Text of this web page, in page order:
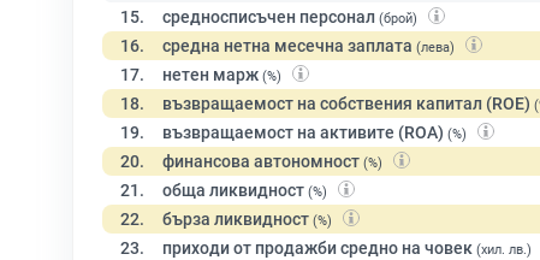
15. средносписъчен персонал (брой)
16. средна нетна месечна заплата (лева)
17. нетен марж (%)
18. възвращаемост на собствения капитал (ROE)
19. възвращаемост на активите (ROA) (%)
20. финансова автономност (%)
21. обща ликвидност (%)
22. бърза ликвидност (%)
23. приходи от продажби средно на човек (хил. лв.)